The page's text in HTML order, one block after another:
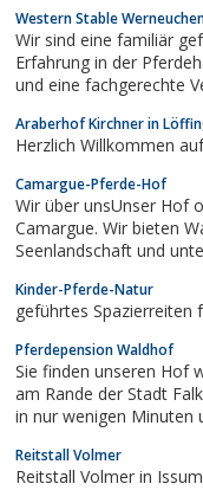
Western Stable
Wir sind eine familiär geführte
Erfahrung in der Pferdehaltung, Zucht/
und eine fachgerechte
Araberhof Kirchner in
Herzlich Willkommen
Camargue-Pferde-Hof
Wir über unsUnser Hof
Camargue. Wir bieten
Seenlandschaft und
Parelliseilhackamore, Kommunikation / Bodenarbeit).
Kinder-Pferde-Natur
Pferdepension Waldhof
Sie finden unseren Hof
am Rande der Stadt
in nur wenigen Minuten
Landschaftsschutzgebiet, mitten im idyllischen Havelland. Die
Landschaft des
Reitstall Volmer
Reitstall Volmer in Issum